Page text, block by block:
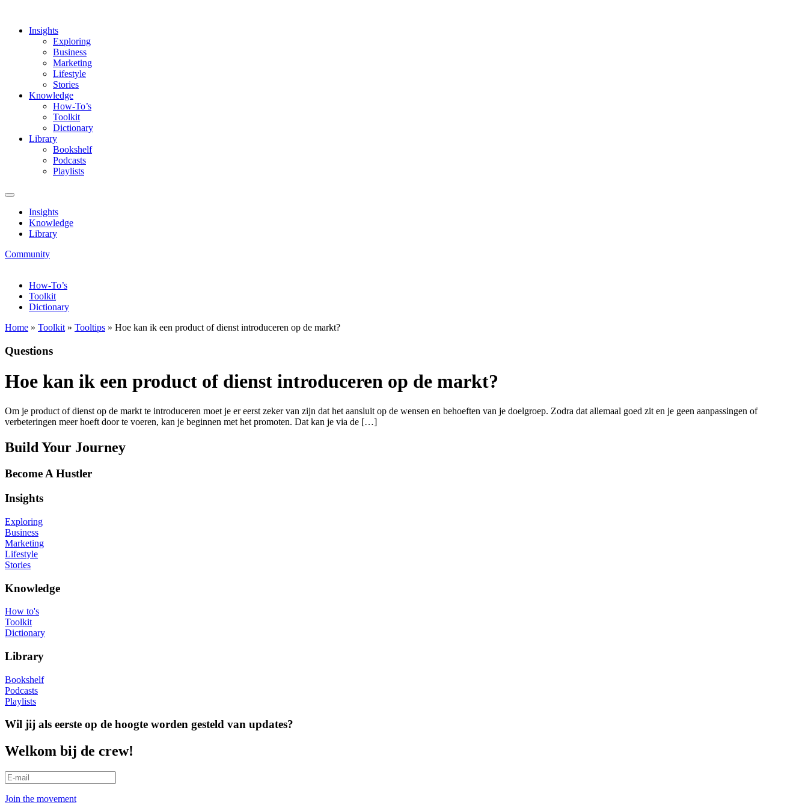
Insights
Exploring
Business
Marketing
Lifestyle
Stories
Knowledge
How-To’s
Toolkit
Dictionary
Library
Bookshelf
Podcasts
Playlists
Insights
Knowledge
Library
Community
How-To’s
Toolkit
Dictionary
Home » Toolkit » Tooltips » Hoe kan ik een product of dienst introduceren op de markt?
Questions
Hoe kan ik een product of dienst introduceren op de markt?
Om je product of dienst op de markt te introduceren moet je er eerst zeker van zijn dat het aansluit op de wensen en behoeften van je doelgroep. Zodra dat allemaal goed zit en je geen aanpassingen of
verbeteringen meer hoeft door te voeren, kan je beginnen met het promoten. Dat kan je via de […]
Build Your Journey
Become A Hustler
Insights
Exploring
Business
Marketing
Lifestyle
Stories
Knowledge
How to's
Toolkit
Dictionary
Library
Bookshelf
Podcasts
Playlists
Wil jij als eerste op de hoogte worden gesteld van updates?
Welkom bij de crew!
Join the movement